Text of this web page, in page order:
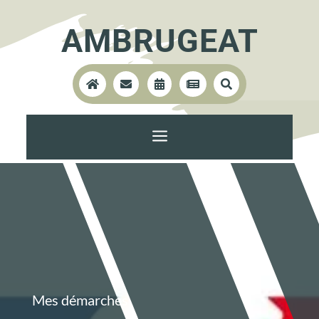
AMBRUGEAT
    
a
Mes démarches